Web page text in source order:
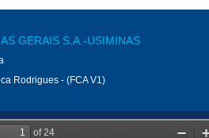
GERAIS S.A.-USIMINAS
Rodrigues - (FCA V1)